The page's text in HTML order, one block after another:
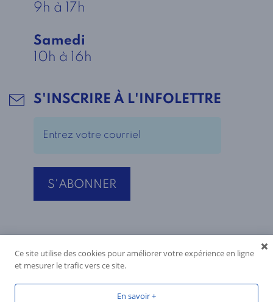
9h à 17h
Samedi
10h à 16h
S'INSCRIRE À L'INFOLETTRE
Ce site utilise des cookies pour améliorer votre expérience en ligne
et mesurer le trafic vers ce site.
En savoir +